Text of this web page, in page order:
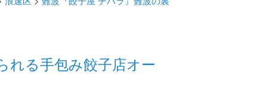
れる手包み餃子店オー